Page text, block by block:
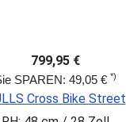
799,95 €
SPAREN: 49,05 € *)
Cross Bike Street